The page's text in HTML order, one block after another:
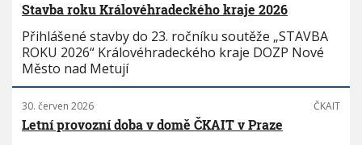
Stavba roku Královéhradeckého kraje 2026
Přihlášené stavby do 23. ročníku soutěže „STAVBA
ROKU 2026“ Královéhradeckého kraje DOZP Nové
Město nad Metují
30. červen 2026 ČKAIT
Letní provozní doba v domě ČKAIT v Praze